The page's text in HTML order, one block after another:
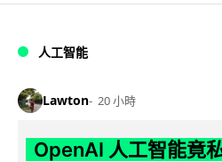
人工智能
Lawton 20 小時
OpenAI 人工智能竟